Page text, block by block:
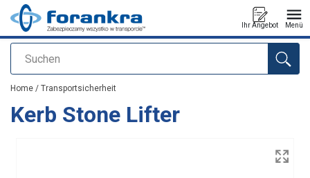
Suchen
Ihr Angebot Menü
Anfragen
Home / Transportsicherheit
Kerb Stone Lifter